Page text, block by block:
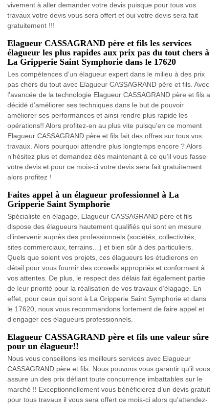
vivement à aller demander votre devis puisque pour tous vos
travaux votre devis vous sera offert et oui votre devis sera fait
gratuitement !!!
Elagueur CASSAGRAND père et fils les services
élagueur les plus rapides aux prix pas du tout chers à
La Gripperie Saint Symphorie dans le 17620
Les compétences d’un élagueur expert dans le milieu à des prix
pas chers du tout avec Elagueur CASSAGRAND père et fils. Avec
l’avancée de la technologie Elagueur CASSAGRAND père et fils a
décidé d’améliorer ses techniques dans le but de pouvoir
améliorer ses performances et ainsi rendre plus rapide les
opérations!! Alors profitez-en au plus vite puisqu’en ce moment
Elagueur CASSAGRAND père et fils fait des offres sur tous vos
travaux. Alors pourquoi attendre plus longtemps encore ? Alors
n’hésitez plus et demandez dès maintenant à ce qu’il vous fasse
votre devis et pour ce mois-ci votre devis sera fait gratuitement
alors profitez !
Faites appel à un élagueur professionnel à La
Gripperie Saint Symphorie
Spécialiste en élagage, Elagueur CASSAGRAND père et fils
dispose des élagueurs hautement qualifiés qui sont en mesure
d’intervenir auprès des professionnels (sociétés, collectivités,
sites commerciaux, terrains…) et bien sûr à des particuliers.
Quels que soient vos projets, ces élagueurs les étudierons en
détail pour vous fournir des conseils appropriés et conformant à
vos attentes. De plus, le respect des délais fait également partie
de leur priorité pour la réalisation de vos travaux d’élagage. En
effet, pour ceux qui sont à La Gripperie Saint Symphorie et dans
le 17620, nous vous recommandons fortement de faire appel et
d’engager ces élagueurs professionnels.
Elagueur CASSAGRAND père et fils une valeur sûre
pour un élagueur!!
Nous vous conseillons les meilleurs services avec Elagueur
CASSAGRAND père et fils. Nous pouvons vous garantir qu’il vous
assure un des prix défiant toute concurrence imbattables sur le
marché !! Exceptionnellement vous bénéficierez d’un devis gratuit
pour tous travaux il vous sera offert ce mois-ci alors qu’attendez-